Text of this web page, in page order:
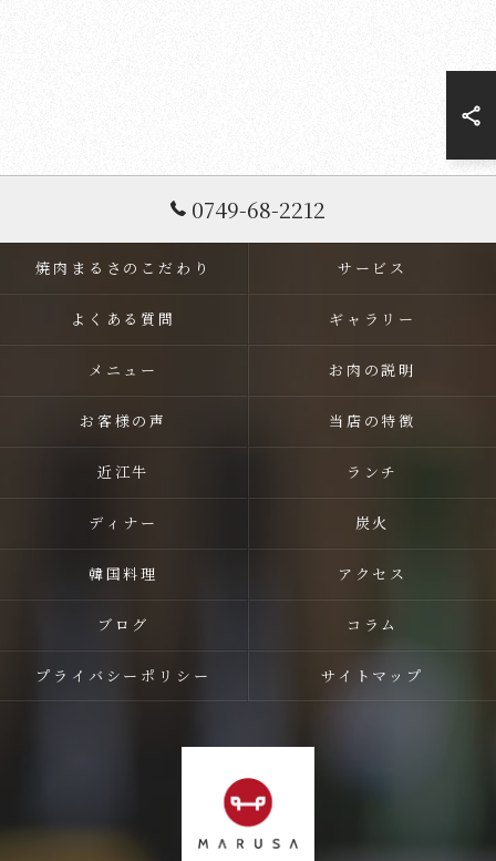
0749-68-2212
焼肉まるさのこだわり サービス
よくある質問 ギャラリー
メニュー お肉の説明
お客様の声 当店の特徴
近江牛 ランチ
ディナー 炭火
韓国料理 アクセス
ブログ コラム
プライバシーポリシー サイトマップ